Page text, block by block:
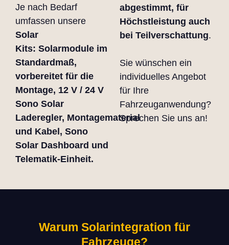
Je nach Bedarf
umfassen unsere
Solar
Kits: Solarmodule im
Standardmaß,
vorbereitet für die
Montage, 12 V / 24 V
Sono Solar
Laderegler, Montagematerial
und Kabel, Sono
Solar Dashboard und
Telematik-Einheit.
abgestimmt, für
Höchstleistung auch
bei Teilverschattung.
Sie wünschen ein
individuelles Angebot
für Ihre
Fahrzeuganwendung?
Sprechen Sie uns an!
Warum Solarintegration für
Fahrzeuge?